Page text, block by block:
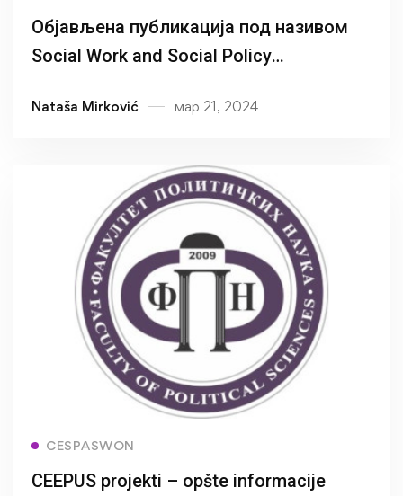
Oбјављена публикација под називом
Social Work and Social Policy
Southeast Europe
Nataša Mirković мар 21, 2024
CESPASWON
CEEPUS projekti – opšte informacije